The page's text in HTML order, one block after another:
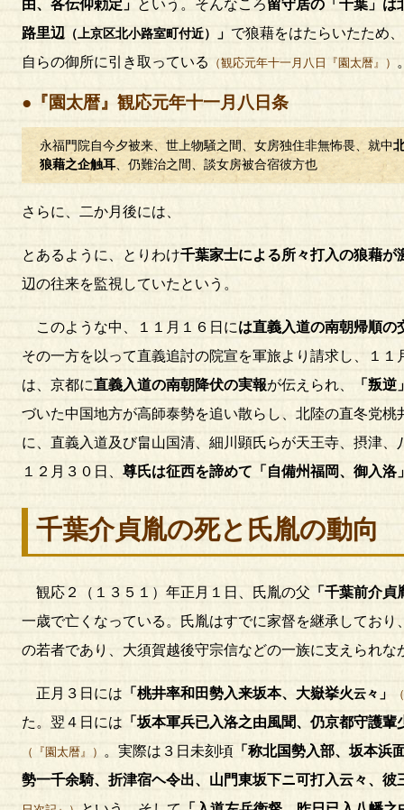
由、各伝仰勅定」 という。そんなころ留守居の「千葉」は
路里辺（上京区北小路室町付近） 」 で狼藉をはたらいたため
自らの御所に引き取っている
（観応元年十一月八日『園太暦』）
●『園太暦』観応元年十一月八日条
永福門院自今夕被来、世上物騒之間、女房独住非無怖畏、就中
狼藉之企触耳、仍難治之間、談女房被合宿彼方也
さらに、二か月後には、
とあるように、とりわけ千葉家士による所々打入の狼藉が
辺の往来を監視していたという。
このような中、１１月１６日には直義入道の南朝帰順の
その一方を以って直義追討の院宣を軍旅より請求し、１１
は、京都に直義入道の南朝降伏の実報が伝えられ、
「叛逆
づいた中国地方が高師泰勢を追い散らし、北陸の直冬党
に、直義入道及び畠山国清、細川顕氏らが天王寺、摂津
１２月３０日、 尊氏は征西を諦めて「自備州福岡、御入洛
千葉介貞胤の死と氏胤の動向
観応２（１３５１）年正月１日、氏胤の父 「千葉前介貞
一歳で亡くなっている。氏胤はすでに家督を継承してお
の若者であり、大須賀越後守宗信などの一族に支えられ
正月３日には 「桃井率和田勢入来坂本、大嶽挙火云々 」
た。翌４日には 「坂本軍兵已入洛之由風聞、仍京都守護輩
（『園太暦』） 。実際は３日未刻頃 「称北国勢入部、坂本浜
勢一千余騎、折津宿ヘ令出、山門東坂下ニ可打入云々、